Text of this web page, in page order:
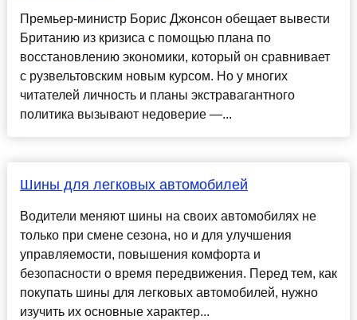
Премьер-министр Борис Джонсон обещает вывести
Британию из кризиса с помощью плана по
восстановлению экономики, который он сравнивает
с рузвельтовским новым курсом. Но у многих
читателей личность и планы экстравагантного
политика вызывают недоверие —...
Шины для легковых автомобилей
Водители меняют шины на своих автомобилях не
только при смене сезона, но и для улучшения
управляемости, повышения комфорта и
безопасности о время передвижения. Перед тем, как
покупать шины для легковых автомобилей, нужно
изучить их основные характер...